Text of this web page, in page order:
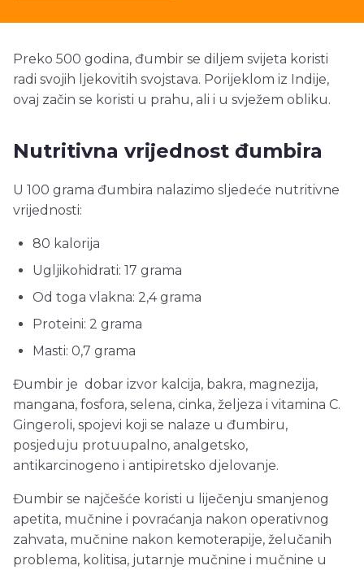
Preko 500 godina, đumbir se diljem svijeta koristi
radi svojih ljekovitih svojstava. Porijeklom iz Indije,
ovaj začin se koristi u prahu, ali i u svježem obliku.
Nutritivna vrijednost đumbira
U 100 grama đumbira nalazimo sljedeće nutritivne
vrijednosti:
80 kalorija
Ugljikohidrati: 17 grama
Od toga vlakna: 2,4 grama
Proteini: 2 grama
Masti: 0,7 grama
Đumbir je dobar izvor kalcija, bakra, magnezija,
mangana, fosfora, selena, cinka, željeza i vitamina C.
Gingeroli, spojevi koji se nalaze u đumbiru,
posjeduju protuupalno, analgetsko,
antikarcinogeno i antipiretsko djelovanje.
Đumbir se najčešće koristi u liječenju smanjenog
apetita, mučnine i povraćanja nakon operativnog
zahvata, mučnine nakon kemoterapije, želučanih
problema, kolitisa, jutarnje mučnine i mučnine u